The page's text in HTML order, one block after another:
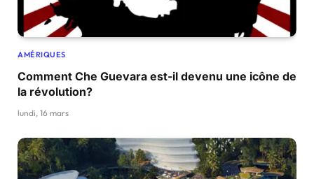
AMÉRIQUES
Comment Che Guevara est-il devenu une icône de
la révolution?
lundi, 16 mars